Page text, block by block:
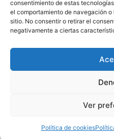
consentimiento de estas
el comportamiento de navegación
sitio. No consentir o retirar el
negativamente a ciertas
Ver
Política de cookies
+34
© Copyright – Libreria Legend – Web